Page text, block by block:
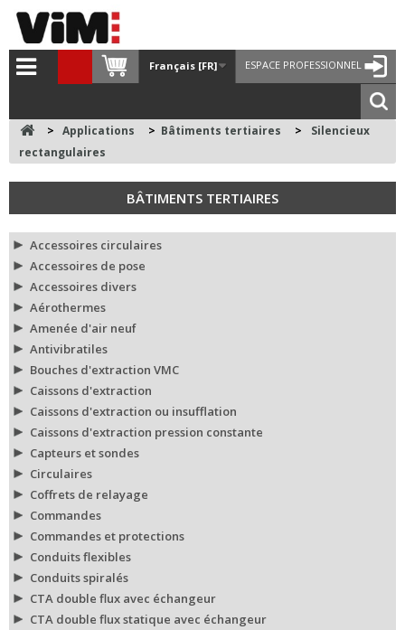
ESPACE PROFESSIONNEL
Français [FR]
> Applications > Bâtiments tertiaires >
Silencieux
rectangulaires
BÂTIMENTS TERTIAIRES
Accessoires circulaires
Accessoires de pose
Accessoires divers
Aérothermes
Amenée d'air neuf
Antivibratiles
Bouches d'extraction VMC
Caissons d'extraction
Caissons d'extraction ou insufflation
Caissons d'extraction pression constante
Capteurs et sondes
Circulaires
Coffrets de relayage
Commandes
Commandes et protections
Conduits flexibles
Conduits spiralés
CTA double flux avec échangeur
CTA double flux statique avec échangeur